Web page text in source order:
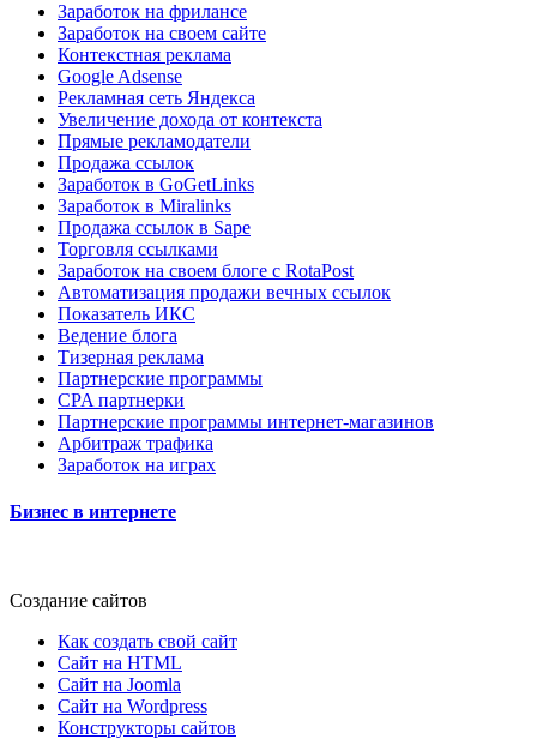
Заработок на фрилансе
Заработок на своем сайте
Контекстная реклама
Google Adsense
Рекламная сеть Яндекса
Увеличение дохода от контекста
Прямые рекламодатели
Продажа ссылок
Заработок в GoGetLinks
Заработок в Miralinks
Продажа ссылок в Sape
Торговля ссылками
Заработок на своем блоге с RotaPost
Автоматизация продажи вечных ссылок
Показатель ИКС
Ведение блога
Тизерная реклама
Партнерские программы
CPA партнерки
Партнерские программы интернет-магазинов
Арбитраж трафика
Заработок на играх
Бизнес в интернете
Создание сайтов
Как создать свой сайт
Сайт на HTML
Сайт на Joomla
Сайт на Wordpress
Конструкторы сайтов